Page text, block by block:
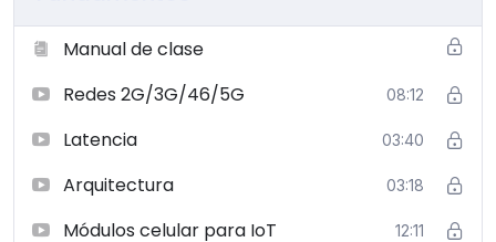
Manual de clase
Redes 2G/3G/46/5G
08:12
Latencia 03:40
Arquitectura 03:18
Módulos celular para IoT 12:11